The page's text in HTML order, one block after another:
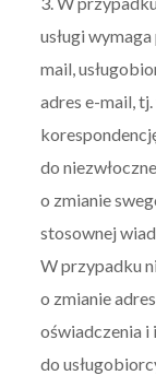
usługi
mail,
adres e-mail,
do
o zmianie
stosownej
W przypadku
o zmianie
oświadczenia i
do